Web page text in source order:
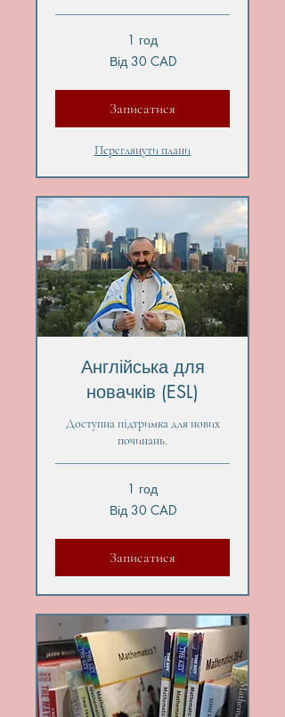
1 год
Від 30 CAD
Записатися
Переглянути плани
Англійська для
новачків (ESL)
Доступна підтримка для нових
починань.
1 год
Від 30 CAD
Записатися